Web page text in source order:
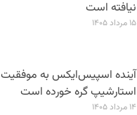
نیافته است
۱۵ مرداد ۱۴۰۵
آینده اسپیس‌ایکس به موفقیت
استارشیپ گره خورده است
۱۴ مرداد ۱۴۰۵